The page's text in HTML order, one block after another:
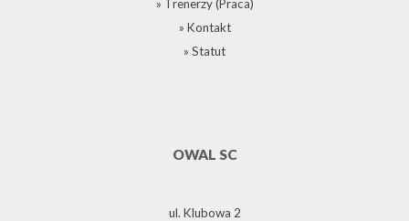
» Trenerzy (Praca)
» Kontakt
» Statut
OWAL SC
ul. Klubowa 2